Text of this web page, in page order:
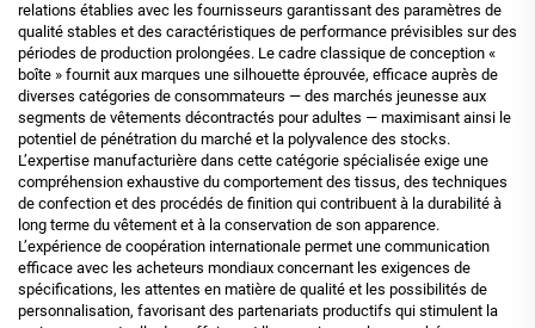
relations établies avec les fournisseurs garantissant des paramètres de
qualité stables et des caractéristiques de performance prévisibles sur des
périodes de production prolongées. Le cadre classique de conception «
boîte » fournit aux marques une silhouette éprouvée, efficace auprès de
diverses catégories de consommateurs — des marchés jeunesse aux
segments de vêtements décontractés pour adultes — maximisant ainsi le
potentiel de pénétration du marché et la polyvalence des stocks.
L’expertise manufacturière dans cette catégorie spécialisée exige une
compréhension exhaustive du comportement des tissus, des techniques
de confection et des procédés de finition qui contribuent à la durabilité à
long terme du vêtement et à la conservation de son apparence.
L’expérience de coopération internationale permet une communication
efficace avec les acheteurs mondiaux concernant les exigences de
spécifications, les attentes en matière de qualité et les possibilités de
personnalisation, favorisant des partenariats productifs qui stimulent la